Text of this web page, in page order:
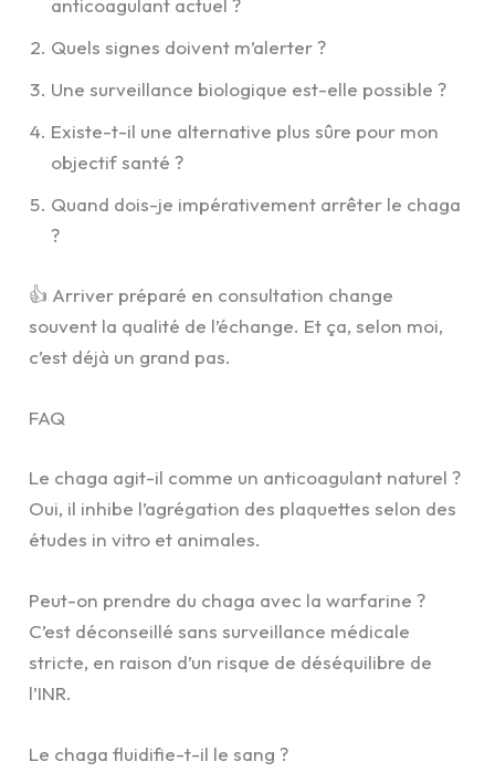
anticoagulant actuel ?
Quels signes doivent m’alerter ?
Une surveillance biologique est-elle possible ?
Existe-t-il une alternative plus sûre pour mon
objectif santé ?
Quand dois-je impérativement arrêter le chaga
?
👍 Arriver préparé en consultation change
souvent la qualité de l’échange. Et ça, selon moi,
c’est déjà un grand pas.
FAQ
Le chaga agit-il comme un anticoagulant naturel ?
Oui, il inhibe l’agrégation des plaquettes selon des
études in vitro et animales.
Peut-on prendre du chaga avec la warfarine ?
C’est déconseillé sans surveillance médicale
stricte, en raison d’un risque de déséquilibre de
l’INR.
Le chaga fluidifie-t-il le sang ?